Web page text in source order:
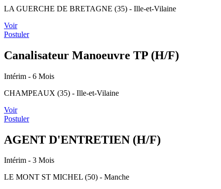
LA GUERCHE DE BRETAGNE (35) - Ille-et-Vilaine
Voir
Postuler
Canalisateur Manoeuvre TP (H/F)
Intérim - 6 Mois
CHAMPEAUX (35) - Ille-et-Vilaine
Voir
Postuler
AGENT D'ENTRETIEN (H/F)
Intérim - 3 Mois
LE MONT ST MICHEL (50) - Manche